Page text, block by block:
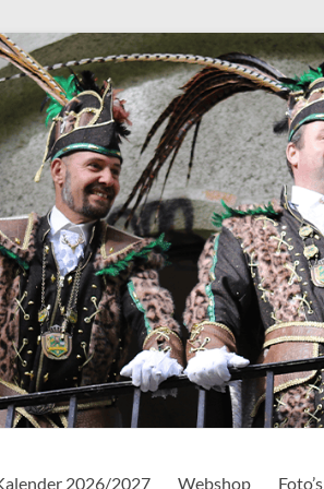
2026/2027 Webshop Foto’s